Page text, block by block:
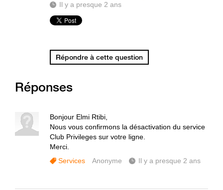
Il y a presque 2 ans
Répondre à cette question
Réponses
Bonjour Elmi Rtibi,
Nous vous confirmons la désactivation du service
Club Privileges sur votre ligne.
Merci.
Services
Anonyme Il y a presque 2 ans